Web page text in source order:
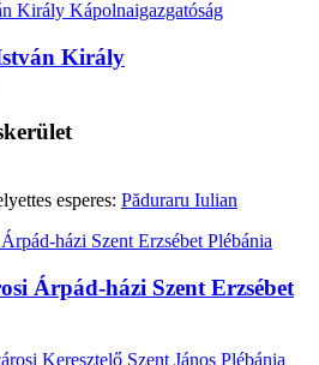
Király
esperes: Păduraru Iulian
Árpád-házi Szent Erzsébet